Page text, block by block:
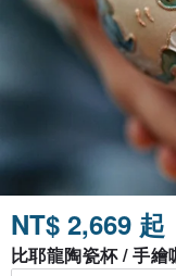
NT$ 2,669 起
比耶龍陶瓷杯 / 手